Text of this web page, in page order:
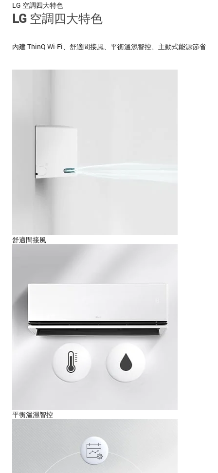
LG 空調四大特色
LG 空調四大特色
內建 ThinQ Wi-Fi、舒適間接風、平衡溫濕智控、主動式能源節省
舒適間接風
平衡溫濕智控